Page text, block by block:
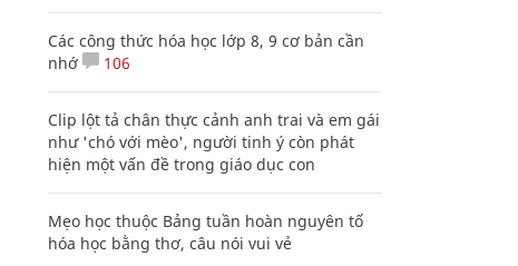
Các công thức hóa học lớp 8, 9 cơ bản cần
nhớ
106
Clip lột tả chân thực cảnh anh trai và em gái
như 'chó với mèo', người tinh ý còn phát
hiện một vấn đề trong giáo dục con
Mẹo học thuộc Bảng tuần hoàn nguyên tố
hóa học bằng thơ, câu nói vui vẻ